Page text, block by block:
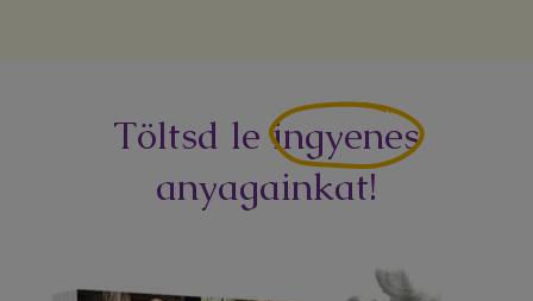
Töltsd le ingyenes
anyagainkat!